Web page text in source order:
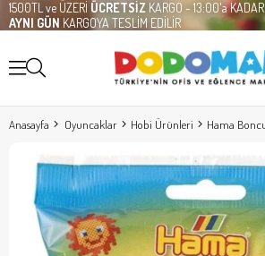
1500TL ve ÜZERİ ÜCRETSİZ KARGO - 13:00'a
AYNI GÜN KARGOYA TESLİM EDİLİR
Anasayfa Oyuncaklar Hobi Ürünleri Hama